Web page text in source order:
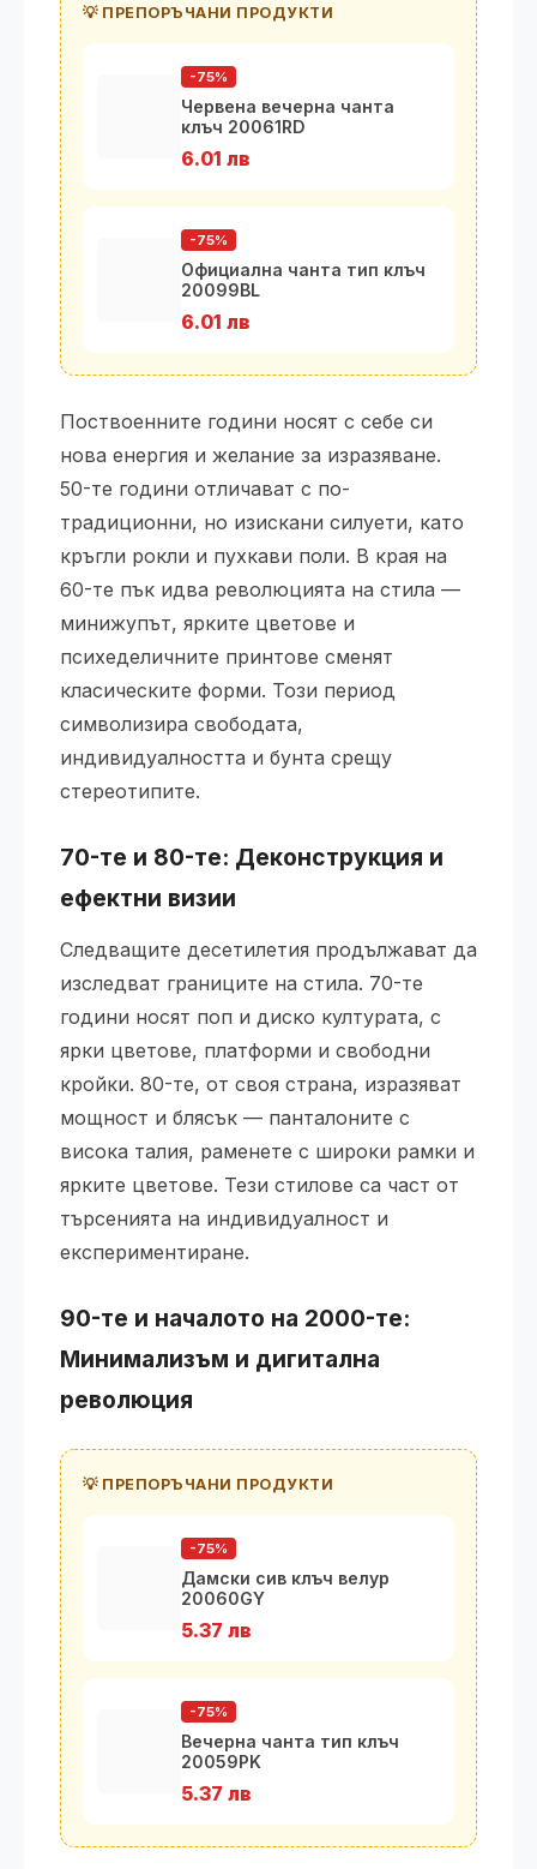
💡 ПРЕПОРЪЧАНИ ПРОДУКТИ
-75%
Червена вечерна чанта
клъч 20061RD
6.01 лв
-75%
Официална чанта тип клъч
20099BL
6.01 лв
Поствоенните години носят с себе си
нова енергия и желание за изразяване.
50-те години отличават с по-
традиционни, но изискани силуети, като
кръгли рокли и пухкави поли. В края на
60-те пък идва революцията на стила —
минижупът, ярките цветове и
психеделичните принтове сменят
класическите форми. Този период
символизира свободата,
индивидуалността и бунта срещу
стереотипите.
70-те и 80-те: Деконструкция и
ефектни визии
Следващите десетилетия продължават да
изследват границите на стила. 70-те
години носят поп и диско културата, с
ярки цветове, платформи и свободни
кройки. 80-те, от своя страна, изразяват
мощност и блясък — панталоните с
висока талия, раменете с широки рамки и
ярките цветове. Тези стилове са част от
търсенията на индивидуалност и
експериментиране.
90-те и началото на 2000-те:
Минимализъм и дигитална
революция
💡 ПРЕПОРЪЧАНИ ПРОДУКТИ
-75%
Дамски сив клъч велур
20060GY
5.37 лв
-75%
Вечерна чанта тип клъч
20059PK
5.37 лв